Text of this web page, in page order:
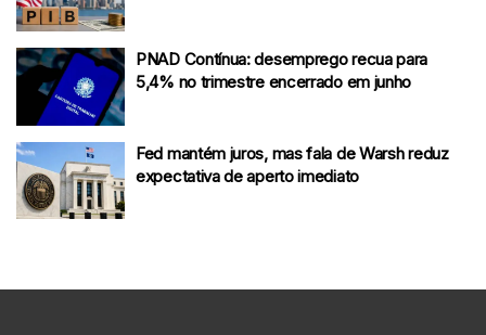
PNAD Contínua: desemprego recua para
5,4% no trimestre encerrado em junho
Fed mantém juros, mas fala de Warsh reduz
expectativa de aperto imediato